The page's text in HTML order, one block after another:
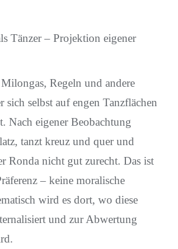
Tänzer – Projektion eigener
Regeln und andere
sich selbst auf engen Tanzflächen
Nach eigener Beobachtung
tanzt kreuz und quer und
Ronda nicht gut zurecht. Das ist
– keine moralische
wird es dort, wo diese
und zur Abwertung